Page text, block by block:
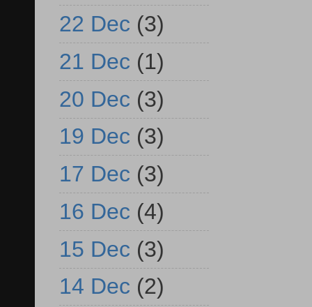
22 Dec (3)
21 Dec (1)
20 Dec (3)
19 Dec (3)
17 Dec (3)
16 Dec (4)
15 Dec (3)
14 Dec (2)